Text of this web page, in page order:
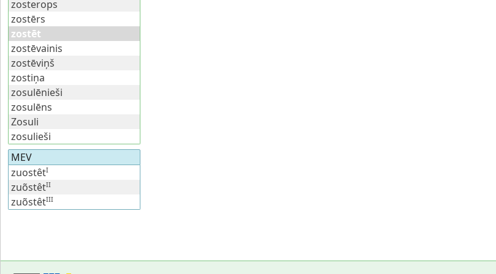
zosterops
zostērs
zostēt
zostēvainis
zostēviņš
zostiņa
zosulēnieši
zosulēns
Zosuli
zosulieši
MEV
zuostêtI
zuõstêtII
zuõstêtIII